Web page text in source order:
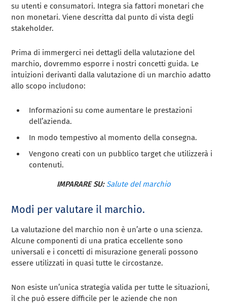
su utenti e consumatori. Integra sia fattori monetari che
non monetari. Viene descritta dal punto di vista degli
stakeholder.
Prima di immergerci nei dettagli della valutazione del
marchio, dovremmo esporre i nostri concetti guida. Le
intuizioni derivanti dalla valutazione di un marchio adatto
allo scopo includono:
Informazioni su come aumentare le prestazioni
dell’azienda.
In modo tempestivo al momento della consegna.
Vengono creati con un pubblico target che utilizzerà i
contenuti.
IMPARARE SU: Salute del marchio
Modi per valutare il marchio.
La valutazione del marchio non è un’arte o una scienza.
Alcune componenti di una pratica eccellente sono
universali e i concetti di misurazione generali possono
essere utilizzati in quasi tutte le circostanze.
Non esiste un’unica strategia valida per tutte le situazioni,
il che può essere difficile per le aziende che non